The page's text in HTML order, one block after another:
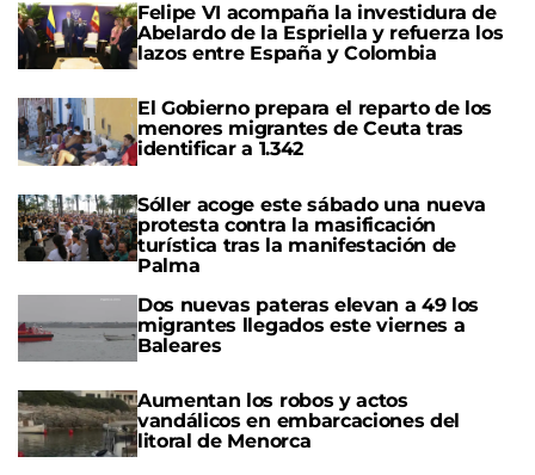
Felipe VI acompaña la investidura de
Abelardo de la Espriella y refuerza los
lazos entre España y Colombia
El Gobierno prepara el reparto de los
menores migrantes de Ceuta tras
identificar a 1.342
Sóller acoge este sábado una nueva
protesta contra la masificación
turística tras la manifestación de
Palma
Dos nuevas pateras elevan a 49 los
migrantes llegados este viernes a
Baleares
Aumentan los robos y actos
vandálicos en embarcaciones del
litoral de Menorca